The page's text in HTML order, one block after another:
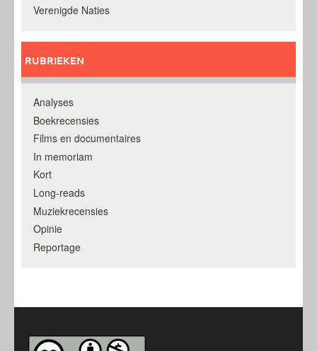
Verenigde Naties
RUBRIEKEN
Analyses
Boekrecensies
Films en documentaires
In memoriam
Kort
Long-reads
Muziekrecensies
Opinie
Reportage